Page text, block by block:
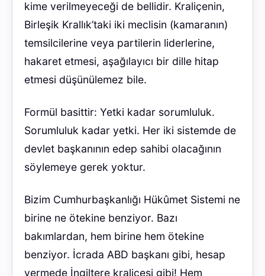
kime verilmeyeceği de bellidir. Kraliçenin,
Birleşik Krallık’taki iki meclisin (kamaranın)
temsilcilerine veya partilerin liderlerine,
hakaret etmesi, aşağılayıcı bir dille hitap
etmesi düşünülemez bile.
Formül basittir: Yetki kadar sorumluluk.
Sorumluluk kadar yetki. Her iki sistemde de
devlet başkanının edep sahibi olacağının
söylemeye gerek yoktur.
Bizim Cumhurbaşkanlığı Hükûmet Sistemi ne
birine ne ötekine benziyor. Bazı
bakımlardan, hem birine hem ötekine
benziyor. İcrada ABD başkanı gibi, hesap
vermede İngiltere kraliçesi gibi! Hem